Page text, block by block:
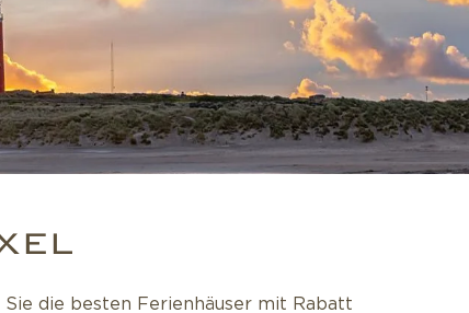
die besten Ferienhäuser mit Rabatt